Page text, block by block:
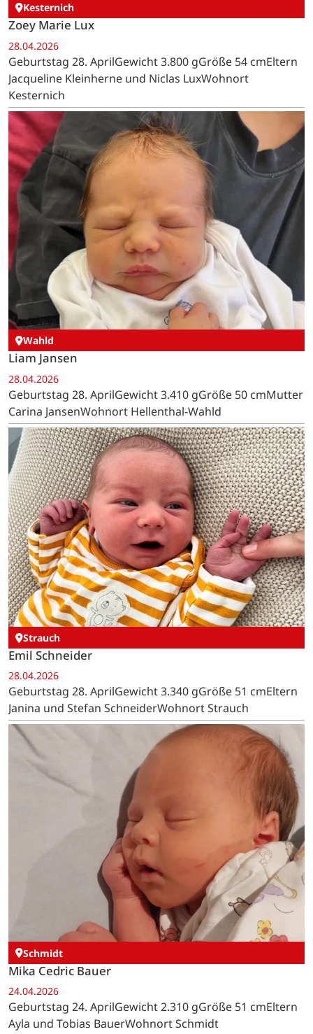
Kesternich
Zoey Marie Lux
28.04.2026
Geburtstag 28. AprilGewicht 3.800 gGröße 54 cmEltern
Jacqueline Kleinherne und Niclas LuxWohnort
Kesternich
Wahld
Liam Jansen
28.04.2026
Geburtstag 28. AprilGewicht 3.410 gGröße 50 cmMutter
Carina JansenWohnort Hellenthal-Wahld
Strauch
Emil Schneider
28.04.2026
Geburtstag 28. AprilGewicht 3.340 gGröße 51 cmEltern
Janina und Stefan SchneiderWohnort Strauch
Schmidt
Mika Cedric Bauer
24.04.2026
Geburtstag 24. AprilGewicht 2.310 gGröße 51 cmEltern
Ayla und Tobias BauerWohnort Schmidt